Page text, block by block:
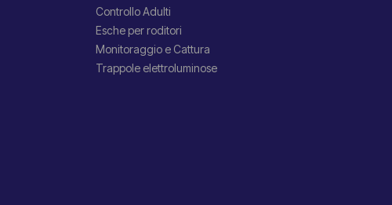
Controllo Adulti
Esche per roditori
Monitoraggio e Cattura
Trappole elettroluminose